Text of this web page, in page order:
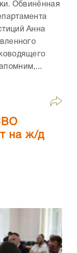
Обвинённая
Анна
на ж/д